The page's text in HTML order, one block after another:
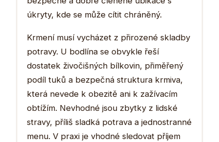
úkryty, kde se může cítit chráněný.
Krmení musí vycházet z přirozené skladby
potravy. U bodlína se obvykle řeší
dostatek živočišných bílkovin, přiměřený
podíl tuků a bezpečná struktura krmiva,
která nevede k obezitě ani k zažívacím
obtížím. Nevhodné jsou zbytky z lidské
stravy, příliš sladká potrava a jednostranné
menu. V praxi je vhodné sledovat příjem